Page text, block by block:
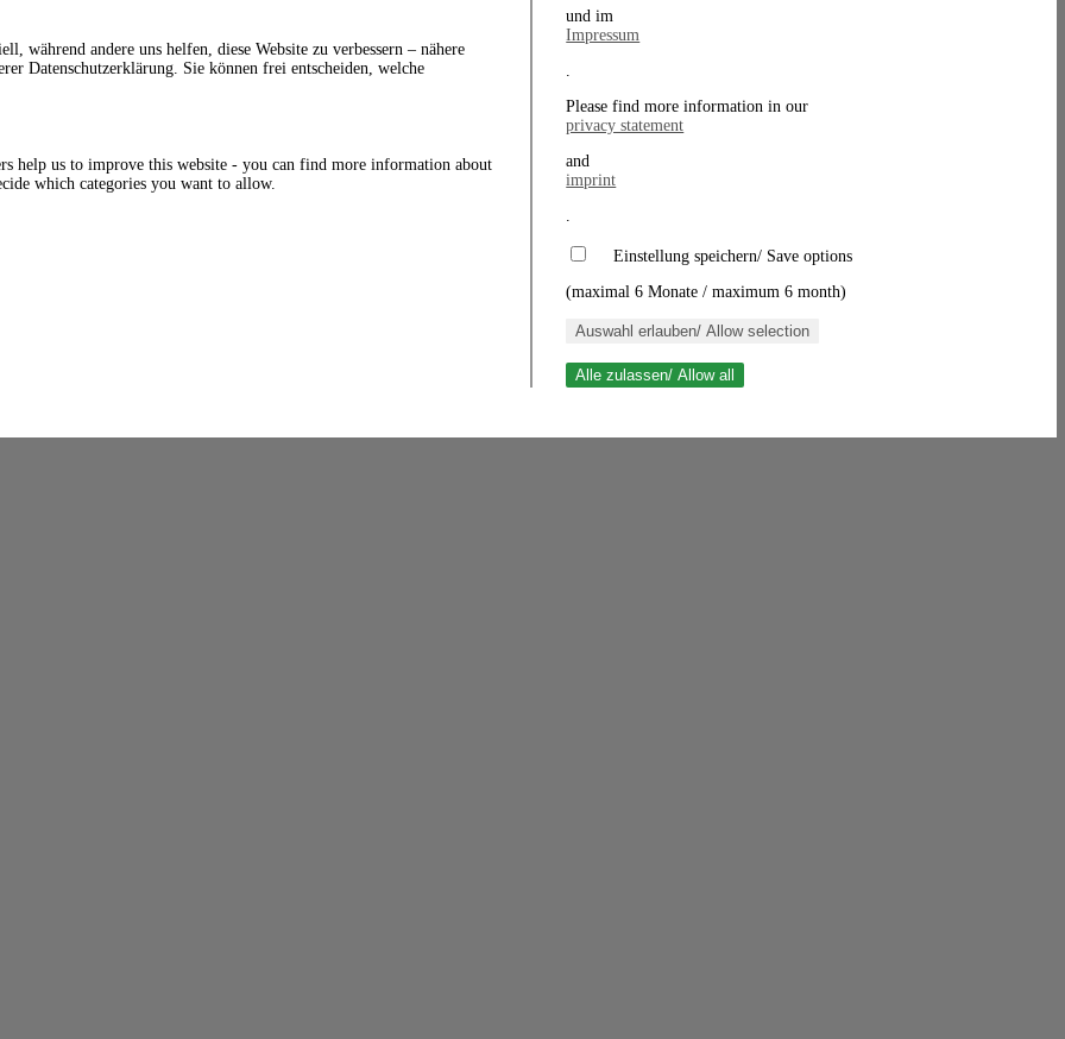
während andere uns helfen, diese Website zu verbessern – nähere
Datenschutzerklärung. Sie können frei entscheiden, welche
help us to improve this website - you can find more information about
which categories you want to allow.
und im
Impressum
.
Please find more information in our
privacy statement
and
imprint
.
Einstellung speichern/ Save options
(maximal 6 Monate / maximum 6 month)
Auswahl erlauben/ Allow selection
Alle zulassen/ Allow all